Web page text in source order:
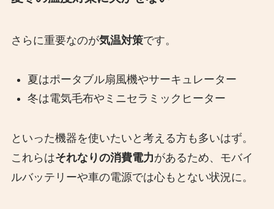
さらに重要なのが気温対策です。
夏はポータブル扇風機やサーキュレーター
冬は電気毛布やミニセラミックヒーター
といった機器を使いたいと考える方も多いはず。
これらはそれなりの消費電力があるため、モバイ
ルバッテリーや車の電源では心もとない状況に。